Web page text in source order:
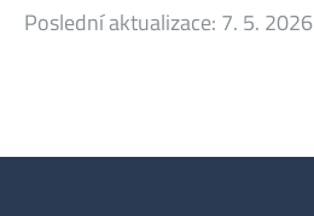
Poslední aktualizace: 7. 5. 2026